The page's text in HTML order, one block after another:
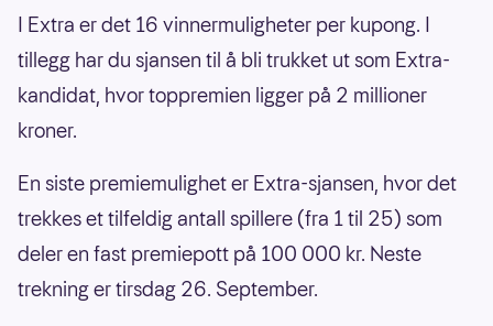
I Extra er det 16 vinnermuligheter per kupong. I
tillegg har du sjansen til å bli trukket ut som Extra-
kandidat, hvor toppremien ligger på 2 millioner
kroner.
En siste premiemulighet er Extra-sjansen, hvor det
trekkes et tilfeldig antall spillere (fra 1 til 25) som
deler en fast premiepott på 100 000 kr. Neste
trekning er tirsdag 26. September.